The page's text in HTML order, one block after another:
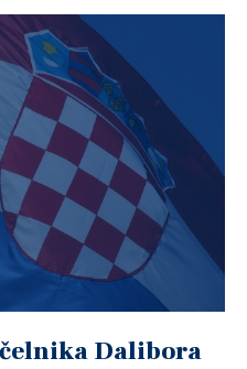
Dalibora